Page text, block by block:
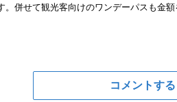
併せて観光客向けのワンデーパスも金額
コメントする